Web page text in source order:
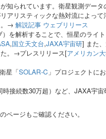
知られています。衛星観測データ
リスティックな熱対流によって
。→ 解説記事 ウェブリリース
を解析することで、恒星のライ
,国立天文台,JAXA宇宙研] また
。→プレスリリース[アメリカン
星「SOLAR-C 」プロジェクトに
接続数30万超）など、JAXA宇宙
ージもご確認ください。